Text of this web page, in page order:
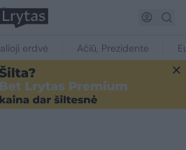
erdvė Ačiū, Prezidente